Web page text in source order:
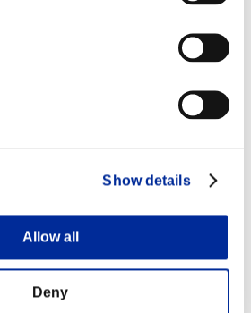
Show details
Allow all
Deny